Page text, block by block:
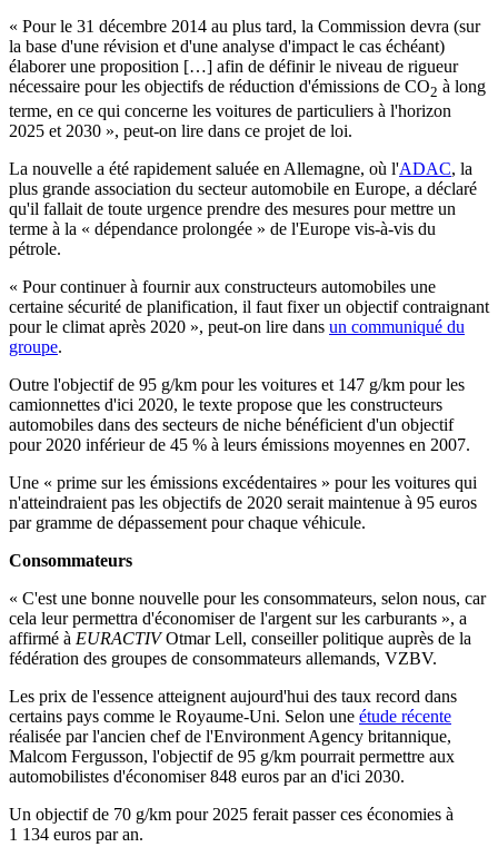
« Pour le 31 décembre 2014 au plus tard, la Commission devra (sur
la base d'une révision et d'une analyse d'impact le cas échéant)
élaborer une proposition […] afin de définir le niveau de rigueur
nécessaire pour les objectifs de réduction d'émissions de CO2 à long
terme, en ce qui concerne les voitures de particuliers à l'horizon
2025 et 2030 », peut-on lire dans ce projet de loi.
La nouvelle a été rapidement saluée en Allemagne, où l'ADAC, la
plus grande association du secteur automobile en Europe, a déclaré
qu'il fallait de toute urgence prendre des mesures pour mettre un
terme à la « dépendance prolongée » de l'Europe vis-à-vis du
pétrole.
« Pour continuer à fournir aux constructeurs automobiles une
certaine sécurité de planification, il faut fixer un objectif contraignant
pour le climat après 2020 », peut-on lire dans un communiqué du
groupe.
Outre l'objectif de 95 g/km pour les voitures et 147 g/km pour les
camionnettes d'ici 2020, le texte propose que les constructeurs
automobiles dans des secteurs de niche bénéficient d'un objectif
pour 2020 inférieur de 45 % à leurs émissions moyennes en 2007.
Une « prime sur les émissions excédentaires » pour les voitures qui
n'atteindraient pas les objectifs de 2020 serait maintenue à 95 euros
par gramme de dépassement pour chaque véhicule.
Consommateurs
« C'est une bonne nouvelle pour les consommateurs, selon nous, car
cela leur permettra d'économiser de l'argent sur les carburants », a
affirmé à EURACTIVOtmar Lell, conseiller politique auprès de la
fédération des groupes de consommateurs allemands, VZBV.
Les prix de l'essence atteignent aujourd'hui des taux record dans
certains pays comme le Royaume-Uni. Selon une étude récente
réalisée par l'ancien chef de l'Environment Agency britannique,
Malcom Fergusson, l'objectif de 95 g/km pourrait permettre aux
automobilistes d'économiser 848 euros par an d'ici 2030.
Un objectif de 70 g/km pour 2025 ferait passer ces économies à
1 134 euros par an.